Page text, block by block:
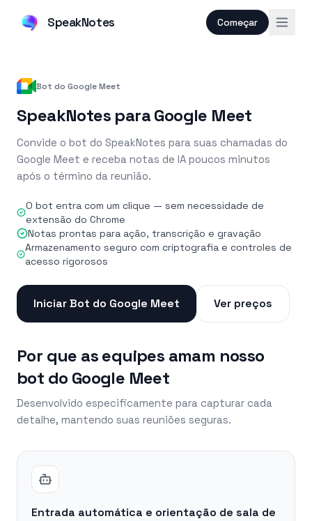
SpeakNotes Começar
Bot do Google Meet
SpeakNotes para Google Meet
Convide o bot do SpeakNotes para suas chamadas do
Google Meet e receba notas de IA poucos minutos
após o término da reunião.
O bot entra com um clique — sem necessidade de
extensão do Chrome
Notas prontas para ação, transcrição e gravação
Armazenamento seguro com criptografia e controles de
acesso rigorosos
Iniciar Bot do Google Meet Ver preços
Por que as equipes amam nosso
bot do Google Meet
Desenvolvido especificamente para capturar cada
detalhe, mantendo suas reuniões seguras.
Entrada automática e orientação de sala de